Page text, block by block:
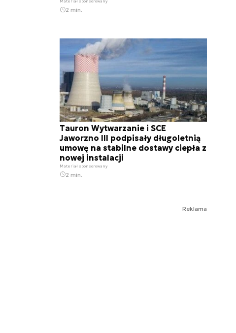
Materiał sponsorowany
2 min.
Tauron Wytwarzanie i SCE
Jaworzno III podpisały długoletnią
umowę na stabilne dostawy ciepła z
nowej instalacji
Materiał sponsorowany
2 min.
Reklama